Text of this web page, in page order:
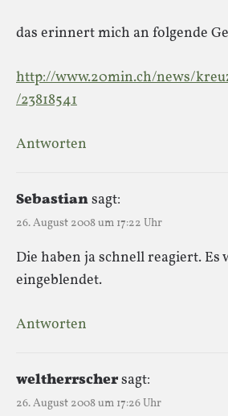
das erinnert mich an folgende
http://www.20min.ch/news/
/23818541
Antworten
Sebastiansagt:
26. August 2008 um 17:22 Uhr
Die haben ja schnell reagiert.
eingeblendet.
Antworten
weltherrschersagt:
26. August 2008 um 17:26 Uhr